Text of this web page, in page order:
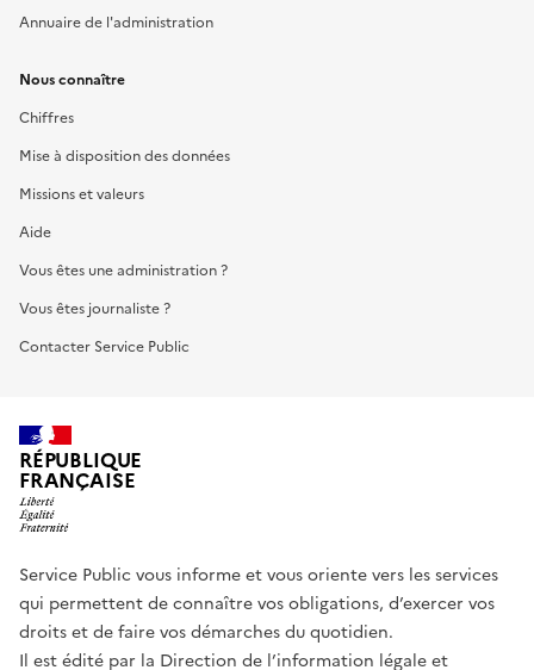
Annuaire de l'administration
Nous connaître
Chiffres
Mise à disposition des données
Missions et valeurs
Aide
Vous êtes une administration ?
Vous êtes journaliste ?
Contacter Service Public
RÉPUBLIQUE
FRANÇAISE
Service Public vous informe et vous oriente vers les services
qui permettent de connaître vos obligations, d’exercer vos
droits et de faire vos démarches du quotidien.
Il est édité par la Direction de l’information légale et